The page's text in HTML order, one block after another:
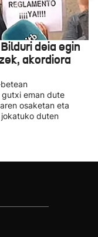
deia egin
akordiora
eman dute
osaketan eta
duten